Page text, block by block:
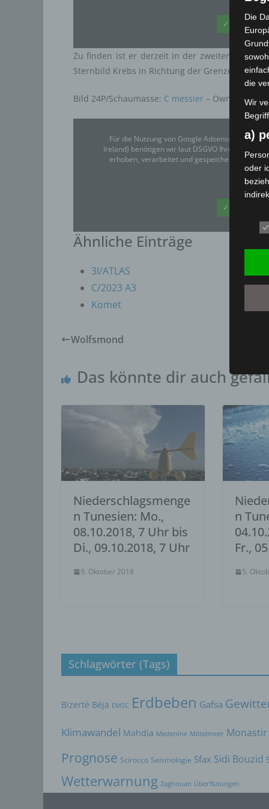
✓ Erlauben
Zu finden ist er derzeit in der zweiten
Sternbild Krebs in Richtung der Grenze
Bild 24P/Schaumasse: C messier – Own work,
Für die Nutzung von Google Adsense (Google
Ireland) benötigen wir laut DSGVO Ihre
erhoben, verarbeitet und gespeichert. Welche
✓ Erlauben
Ähnliche Einträge
3I/ATLAS
C/2023 A3
Komet
Wolfsmond
Das könnte dir auch
Niederschlagsmenge
n Tunesien: Mo.,
08.10.2018, 7 Uhr bis
Di., 09.10.2018, 7 Uhr
9. Oktober 2018
n
Fr.,
5.
Schlagwörter (Tags)
Bizerté Béja EMSC Erdbeben Gafsa
Klimawandel Mahdia Medenine Mittelmeer Monastir
Prognose Scirocco Seismologie Sfax Sidi Bouzid
Wetterwarnung Zaghouan Überflutungen
Die
die
Wir
a)
oder
oder
eine
d)
e)
die
g)